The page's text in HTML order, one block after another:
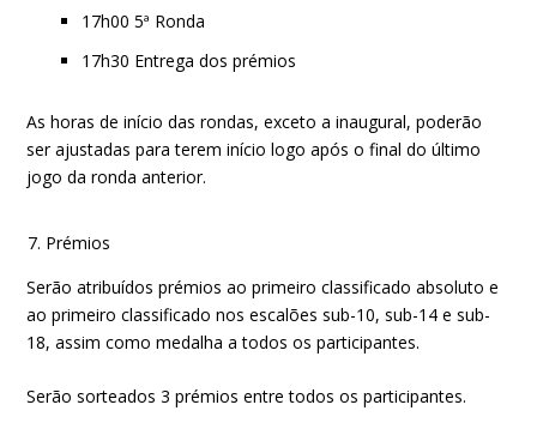
17h00 5ª Ronda
17h30 Entrega dos prémios
As horas de início das rondas, exceto a inaugural, poderão
ser ajustadas para terem início logo após o final do último
jogo da ronda anterior.
Prémios
Serão atribuídos prémios ao primeiro classificado absoluto e
ao primeiro classificado nos escalões sub-10, sub-14 e sub-
18, assim como medalha a todos os participantes.
Serão sorteados 3 prémios entre todos os participantes.